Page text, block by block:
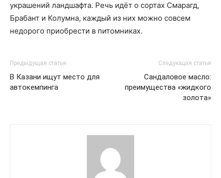
украшений ландшафта. Речь идёт о сортах Смарагд,
Брабант и Колумна, каждый из них можно совсем
недорого приобрести в питомниках.
Предыдущая статья
В Казани ищут место для
автокемпинга
Следующая статья
Сандаловое масло:
преимущества «жидкого
золота»